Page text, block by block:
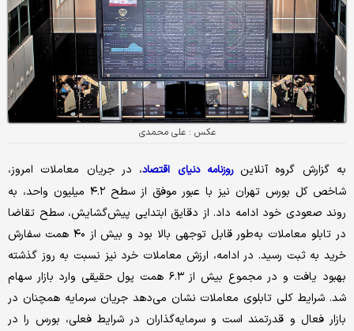
عکس : علی محمدی
به گزارش گروه آنلاینروزنامه دنیای اقتصاد، در جریان معاملات امروز،
شاخص کل بورس تهران نیز با عبور موفق از سطح ۴.۲ میلیون واحد، به
روند صعودی خود ادامه داد. از دقایق ابتدایی پیش‌گشایش، سطح تقاضا
در تابلو معاملات به‌طور قابل توجهی بالا بود و بیش از ۴۰ همت سفارش
خرید به ثبت رسید. در ادامه، ارزش معاملات خرد نیز نسبت به روز گذشته
بهبود یافت و در مجموع بیش از ۶.۳ همت پول حقیقی وارد بازار سهام
شد. شرایط کلی تابلوی معاملات نشان می‌دهد جریان سرمایه همچنان در
بازار فعال و قدرتمند است و سرمایه‌گذاران در شرایط فعلی، بورس را در